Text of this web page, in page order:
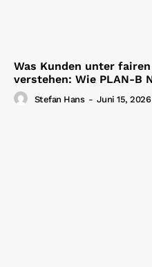
Was Kunden unter
verstehen: Wie PLAN-B
Stefan Hans - Juni 15, 2026